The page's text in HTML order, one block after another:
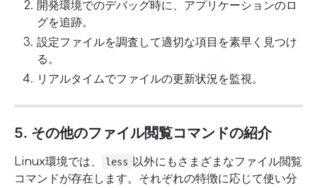
開発環境でのデバッグ時に、アプリケーションのロ
グを追跡。
設定ファイルを調査して適切な項目を素早く見つけ
る。
リアルタイムでファイルの更新状況を監視。
5. その他のファイル閲覧コマンドの紹介
Linux環境では、 less 以外にもさまざまなファイル閲覧
コマンドが存在します。それぞれの特徴に応じて使い分